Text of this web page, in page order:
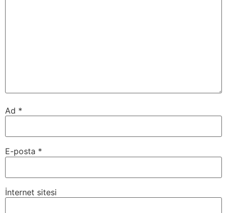
Ad *
E-posta *
İnternet sitesi